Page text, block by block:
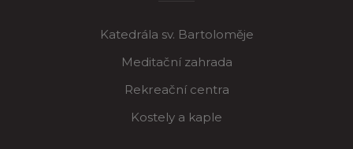
Katedrála sv. Bartoloměje
Meditační zahrada
Rekreační centra
Kostely a kaple